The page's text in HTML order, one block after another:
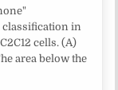
classification in
cells. (A)
area below the